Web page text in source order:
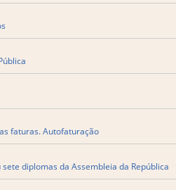
faturas. Autofaturação
diplomas da Assembleia da República